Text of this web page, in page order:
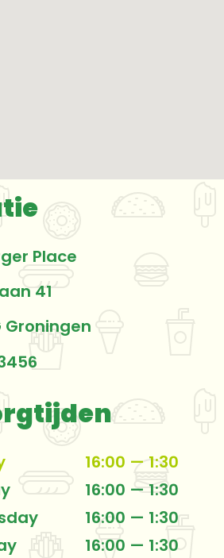
Place
41
Groningen
16:00 — 1:30
16:00 — 1:30
16:00 — 1:30
16:00 — 1:30